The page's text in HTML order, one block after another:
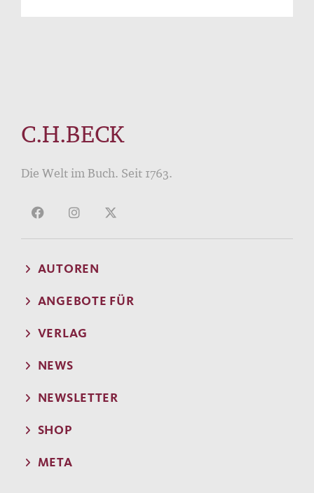
C.H.BECK
Die Welt im Buch. Seit 1763.
AUTOREN
ANGEBOTE FÜR
VERLAG
NEWS
NEWSLETTER
SHOP
META